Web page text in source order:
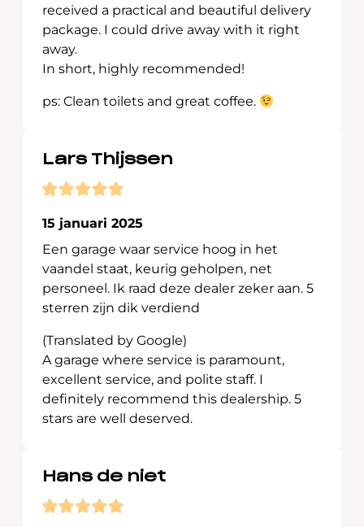
received a practical and beautiful delivery
package. I could drive away with it right
away.
In short, highly recommended!
ps: Clean toilets and great coffee.
Lars Thijssen
15 januari 2025
Een garage waar service hoog in het
vaandel staat, keurig geholpen, net
personeel. Ik raad deze dealer zeker aan. 5
sterren zijn dik verdiend
(Translated by Google)
A garage where service is paramount,
excellent service, and polite staff. I
definitely recommend this dealership. 5
stars are well deserved.
Hans de niet